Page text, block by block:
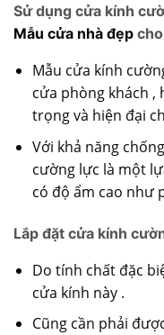
Sử dụng cửa kính
Mẫu cửa nhà đẹp
Mẫu cửa kính
cửa phòng khách ,
trọng và hiện đại
Với khả năng
cường lực là một
có độ ẩm cao như
Lắp đặt cửa kính
Do tính chất đặc
cửa kính này .
Cũng cần phải